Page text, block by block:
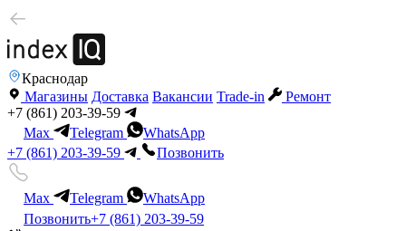
Краснодар
Магазины Доставка Вакансии Trade-in
Ремонт
+7 (861) 203-39-59
Max
Telegram
WhatsApp
+7 (861) 203-39-59
Позвонить
Max Telegram
WhatsApp
Позвонить+7 (861) 203-39-59